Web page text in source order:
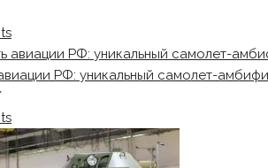
РФ: уникальный самолет-